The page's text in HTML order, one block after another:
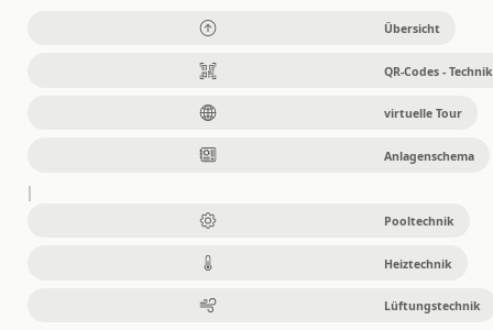
Übersicht
QR-Codes -
virtuelle Tour
Anlagenschema
Pooltechnik
Heiztechnik
Lüftungstechnik